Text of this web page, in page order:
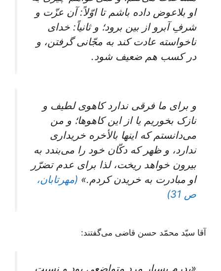
او بلاعوض‌ داده‌ باشم‌ تا اوّلاً: آن‌ عزّت‌ و
شرفِ آبرو از بین‌ برود؛ و ثانیاً: خدای‌
ناخواسته‌ عادت‌ کند به‌ مجّانی‌ گرفتن‌، و
در کسب‌ هم‌ ضعیف‌ شود.
و برای‌ ما فرقی‌ ندارد کاهوی‌ لطیف‌ و
نازک‌ بخوریم‌ یا از این‌ کاهوها؛ و من‌
می‌دانستم‌ که‌ اینها بالأخره‌ خریداری‌
ندارد، و ظهر که‌ دکّان‌ خود را می‌بندد به‌
بیرون‌ خواهد ریخت‌، لذا برای‌ عدم‌ تضرّر
او مبادرت‌ به خریدن‌ کردم‌.» (مهرتابان،
ص 31)
آقا سیّد محمّد حسن قاضی می‌گفتند:
«پدرم بسیار مرد متواضعی بود و نسبت